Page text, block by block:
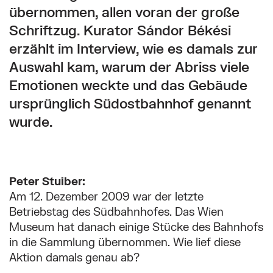
übernommen, allen voran der große
Schriftzug. Kurator Sándor Békési
erzählt im Interview, wie es damals zur
Auswahl kam, warum der Abriss viele
Emotionen weckte und das Gebäude
ursprünglich Südostbahnhof genannt
wurde.
Peter Stuiber:
Am 12. Dezember 2009 war der letzte
Betriebstag des Südbahnhofes. Das Wien
Museum hat danach einige Stücke des Bahnhofs
in die Sammlung übernommen. Wie lief diese
Aktion damals genau ab?